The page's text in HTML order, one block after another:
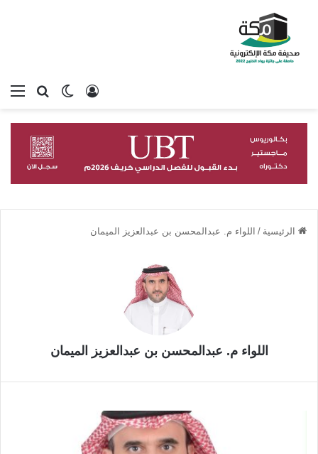
بحثالوضع
تسجيل الدخول
الرئيسية / اللواء م. عبدالمحسن بن عبدالعزيز الميمان
اللواء م. عبدالمحسن بن عبدالعزيز الميمان